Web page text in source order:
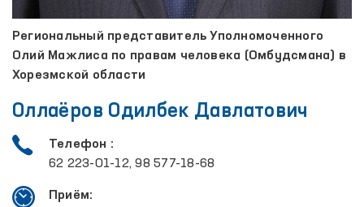
Региональный представитель Уполномоченного
Олий Мажлиса по правам человека (Омбудсмана) в
Хорезмской области
Оллаёров Одилбек Давлатович
Телефон :
62 223-01-12, 98 577-18-68
Приём: